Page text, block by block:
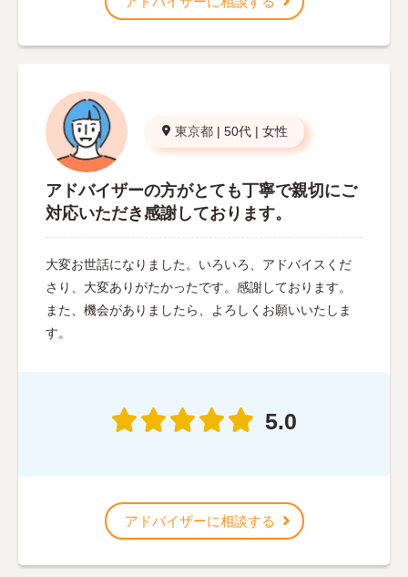
東京都 | 50代 | 女性
アドバイザーの方がとても丁寧で親切にご
対応いただき感謝しております。
大変お世話になりました。いろいろ、アドバイスくだ
さり、大変ありがたかったです。感謝しております。
また、機会がありましたら、よろしくお願いいたしま
す。
5.0
アドバイザーに相談する